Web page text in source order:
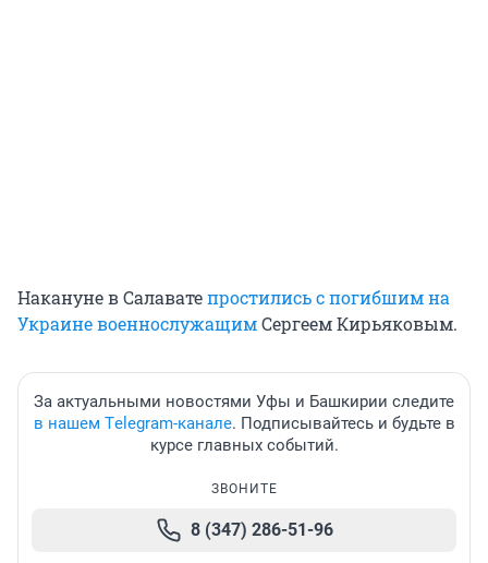
Накануне в Салаватепростились с погибшим на
Украине военнослужащимСергеем Кирьяковым.
За актуальными новостями Уфы и Башкирии следите
в нашем Тelegram-канале. Подписывайтесь и будьте в
курсе главных событий.
ЗВОНИТЕ
8 (347) 286-51-96